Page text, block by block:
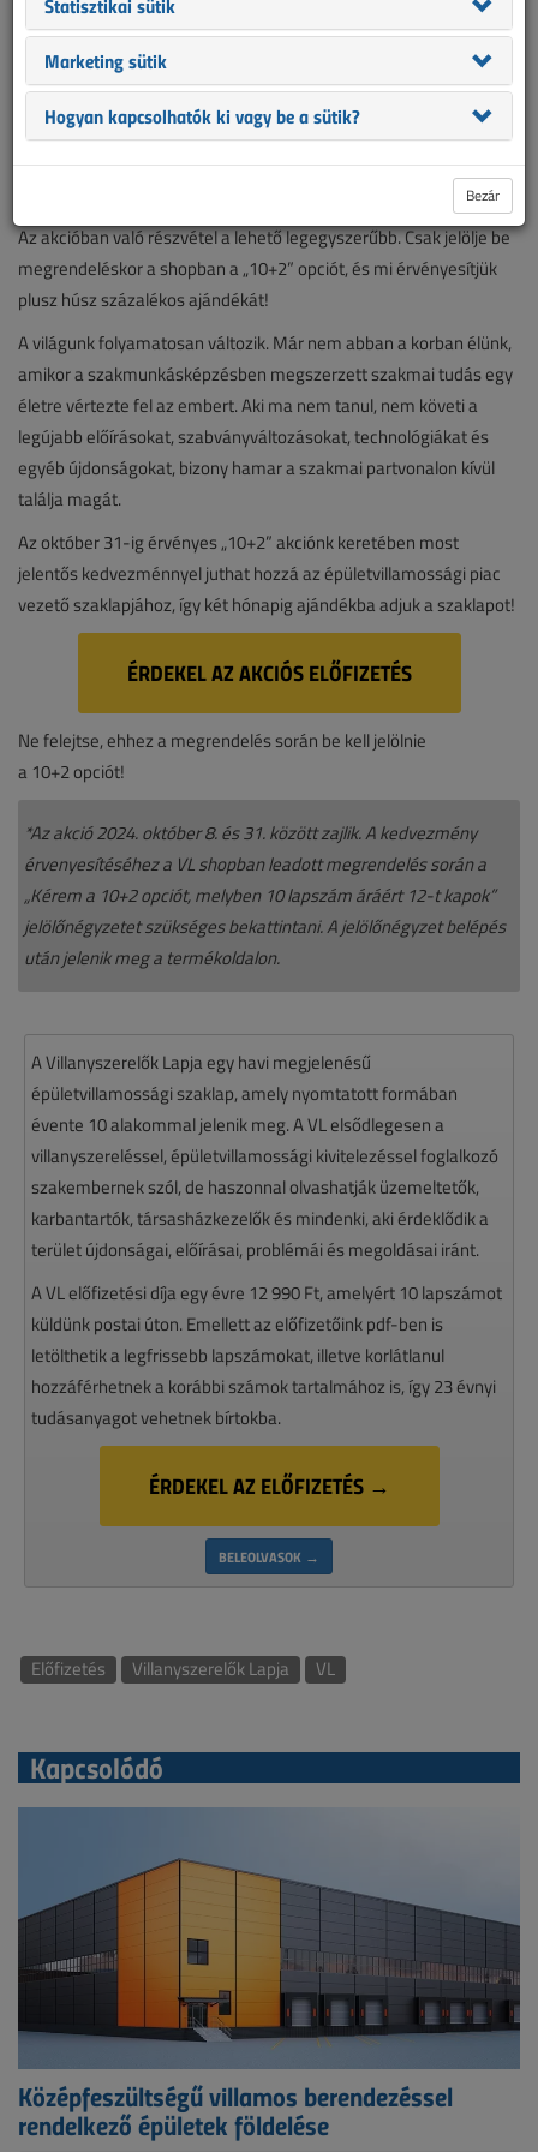
kettő számot, azaz tizenkettő VL-t küldünk. Ez több mint ötszáz
oldalnyi releváns, friss szakmai információt jelent mindössze 9950
forintért.
Szerezze be magának lapunkat októberben,
most extra kedvezményesen, „10+2”
Az akcióban való részvétel a lehető legegyszerűbb. Csak jelölje be
megrendeléskor a shopban a „10+2” opciót, és mi érvényesítjük
plusz húsz százalékos ajándékát!
A világunk folyamatosan változik. Már nem abban a korban élünk,
amikor a szakmunkásképzésben megszerzett szakmai tudás egy
életre vértezte fel az embert. Aki ma nem tanul, nem követi a
legújabb előírásokat, szabványváltozásokat, technológiákat és
egyéb újdonságokat, bizony hamar a szakmai partvonalon kívül
találja magát.
Az október 31-ig érvényes „10+2” akciónk keretében most
jelentős kedvezménnyel juthat hozzá az épületvillamossági piac
vezető szaklapjához, így két hónapig ajándékba adjuk a szaklapot!
ÉRDEKEL AZ AKCIÓS ELŐFIZETÉS
Ne felejtse, ehhez a megrendelés során be kell jelölnie
a 10+2 opciót!
*Az akció 2024. október 8. és 31. között zajlik. A kedvezmény
érvenyesítéséhez a VL shopban leadott megrendelés során a
„Kérem a 10+2 opciót, melyben 10 lapszám áráért 12-t kapok”
jelölőnégyzetet szükséges bekattintani. A jelölőnégyzet belépés
után jelenik meg a termékoldalon.
A Villanyszerelők Lapja egy havi megjelenésű
épületvillamossági szaklap, amely nyomtatott formában
évente 10 alakommal jelenik meg. A VL elsődlegesen a
villanyszereléssel, épületvillamossági kivitelezéssel foglalkozó
szakembernek szól, de haszonnal olvashatják üzemeltetők,
karbantartók, társasházkezelők és mindenki, aki érdeklődik a
terület újdonságai, előírásai, problémái és megoldásai iránt.
A VL előfizetési díja egy évre 12 990 Ft, amelyért 10 lapszámot
küldünk postai úton. Emellett az előfizetőink pdf-ben is
letölthetik a legfrissebb lapszámokat, illetve korlátlanul
hozzáférhetnek a korábbi számok tartalmához is, így 23 évnyi
tudásanyagot vehetnek bírtokba.
ÉRDEKEL AZ ELŐFIZETÉS →
BELEOLVASOK →
Előfizetés Villanyszerelők Lapja VL
Kapcsolódó
Középfeszültségű villamos berendezéssel
rendelkező épületek földelése
Marketing sütik
Hogyan kapcsolhatók ki vagy be a sütik?
Bezár